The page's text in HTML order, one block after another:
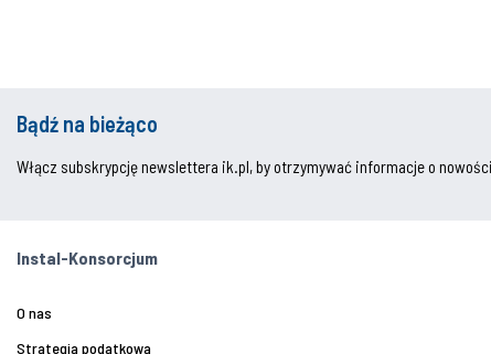
Bądź na bieżąco
Włącz subskrypcję newslettera ik.pl, by otrzymywać informacje o
Instal-Konsorcjum
O nas
Strategia podatkowa